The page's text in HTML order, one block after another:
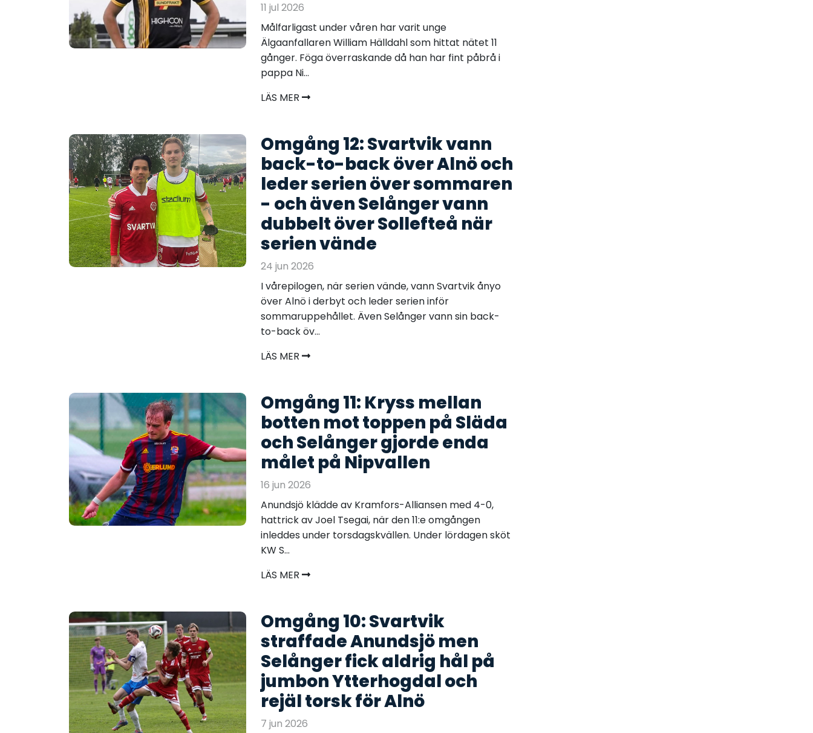
11 jul 2026
Målfarligast under våren har varit unge
Älgaanfallaren William Hälldahl som hittat nätet 11
gånger. Föga överraskande då han har fint påbrå i
pappa Ni...
LÄS MER
Omgång 12: Svartvik vann
back-to-back över Alnö och
leder serien över sommaren
- och även Selånger vann
dubbelt över Sollefteå när
serien vände
24 jun 2026
I vårepilogen, när serien vände, vann Svartvik ånyo
över Alnö i derbyt och leder serien inför
sommaruppehållet. Även Selånger vann sin back-
to-back öv...
LÄS MER
Omgång 11: Kryss mellan
botten mot toppen på Släda
och Selånger gjorde enda
målet på Nipvallen
16 jun 2026
Anundsjö klädde av Kramfors-Alliansen med 4-0,
hattrick av Joel Tsegai, när den 11:e omgången
inleddes under torsdagskvällen. Under lördagen sköt
KW S...
LÄS MER
Omgång 10: Svartvik
straffade Anundsjö men
Selånger fick aldrig hål på
jumbon Ytterhogdal och
rejäl torsk för Alnö
7 jun 2026